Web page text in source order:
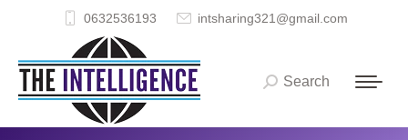
0632536193 intsharing321@gmail.com
Search:
Search